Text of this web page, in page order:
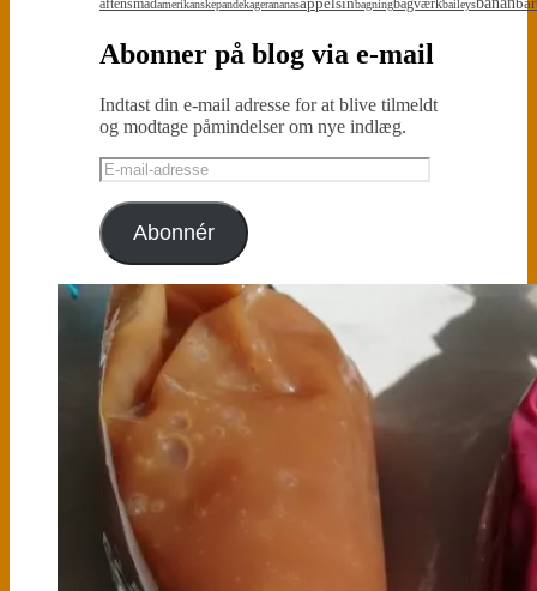
aftensmadamerikanskepandekagerananas bagningbagværkbaileys
Abonner på blog via e-mail
Indtast din e-mail adresse for at blive tilmeldt
og modtage påmindelser om nye indlæg.
E-
mail-
adresse
Abonnér